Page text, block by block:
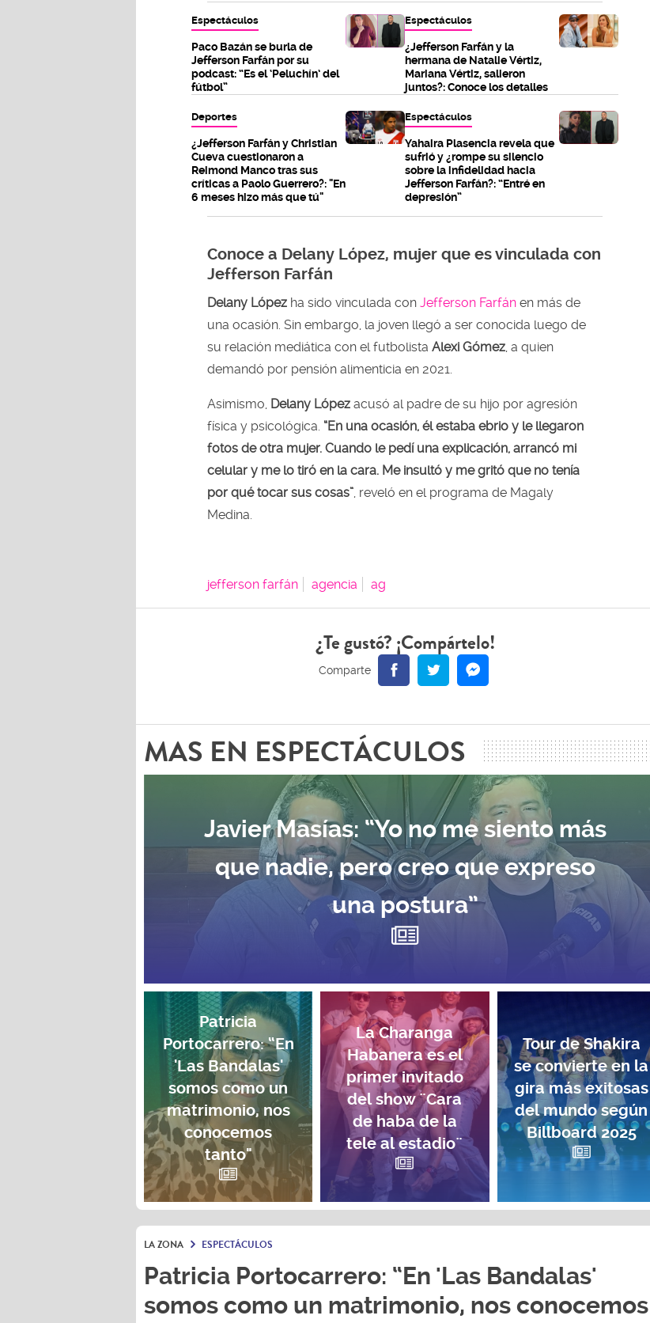
Espectáculos
Paco Bazán se burla de
Jefferson Farfán por su
podcast: “Es el ‘Peluchín’ del
fútbol”
Espectáculos
¿Jefferson Farfán y la
hermana de Natalie Vértiz,
Mariana Vértiz, salieron
juntos?: Conoce los detalles
Deportes
¿Jefferson Farfán y Christian
Cueva cuestionaron a
Reimond Manco tras sus
críticas a Paolo Guerrero?: "En
6 meses hizo más que tú"
Espectáculos
Yahaira Plasencia revela que
sufrió y ¿rompe su silencio
sobre la infidelidad hacia
Jefferson Farfán?: “Entré en
depresión”
Conoce a Delany López, mujer que es vinculada con
Jefferson Farfán
Delany López ha sido vinculada con Jefferson Farfán en más de
una ocasión. Sin embargo, la joven llegó a ser conocida luego de
su relación mediática con el futbolista Alexi Gómez , a quien
demandó por pensión alimenticia en 2021.
Asimismo, Delany López acusó al padre de su hijo por agresión
física y psicológica. “En una ocasión, él estaba ebrio y le llegaron
fotos de otra mujer. Cuando le pedí una explicación, arrancó mi
celular y me lo tiró en la cara. Me insultó y me gritó que no tenía
por qué tocar sus cosas” , reveló en el programa de Magaly
Medina.
jefferson farfán agencia ag
¿Te gustó? ¡Compártelo!
MAS EN ESPECTÁCULOS
Javier Masías: “Yo no me siento más
que nadie, pero creo que expreso
una postura”
Patricia
Portocarrero: “En
'Las Bandalas'
somos como un
matrimonio, nos
conocemos
tanto"
La Charanga
Habanera es el
primer invitado
del show ¨Cara
de haba de la
tele al estadio¨
Tour de Shakira
se convierte en la
gira más exitosas
del mundo según
Billboard 2025
LA ZONA ESPECTÁCULOS
Patricia Portocarrero: “En 'Las Bandalas'
somos como un matrimonio, nos conocemos